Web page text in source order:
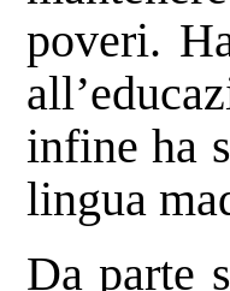
poveri.
infine ha
lingua
Da parte